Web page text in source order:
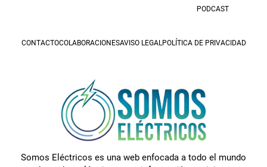
PODCAST
CONTACTOCOLABORACIONESAVISO LEGALPOLÍTICA DE PRIVACIDAD
Somos Eléctricos es una web enfocada a todo el mundo